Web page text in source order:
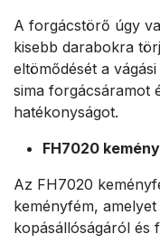
A forgácstörő úgy
kisebb darabokra
eltömődését a
sima forgácsáramot
hatékonyságot.
FH7020
Az FH7020
keményfém,
kopásállóságáról és